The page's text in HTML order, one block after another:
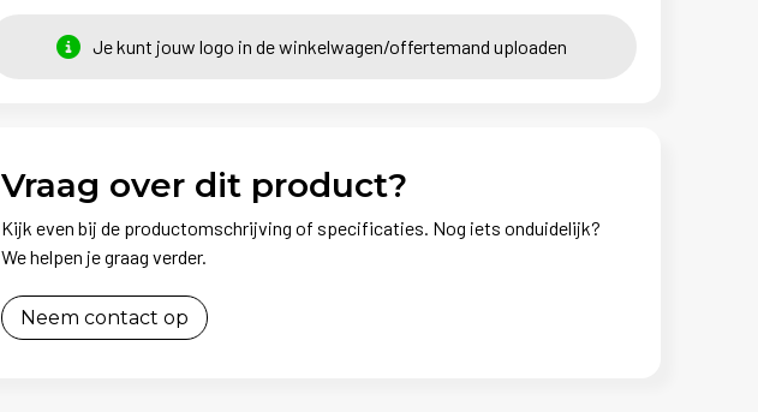
Je kunt jouw logo in de winkelwagen/offertemand uploaden
Vraag over dit product?
Kijk even bij de productomschrijving of specificaties. Nog iets onduidelijk?
We helpen je graag verder.
Neem contact op